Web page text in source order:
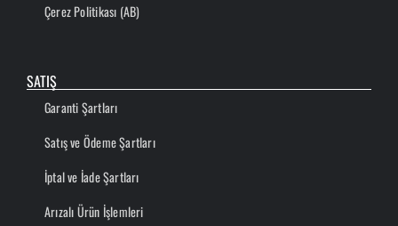
Çerez Politikası (AB)
SATIŞ
Garanti Şartları
Satış ve Ödeme Şartları
İptal ve İade Şartları
Arızalı Ürün İşlemleri